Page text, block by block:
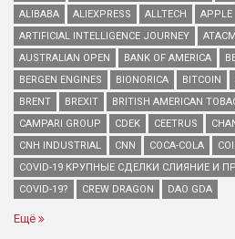
ALIBABA
ALIEXPRESS ALLTECH APPLE
ARTIFICIAL INTELLIGENCE JOURNEY
AUSTRALIAN OPEN
BANK OF AMERICA
BERGEN ENGINES
BIONORICA BITCOIN
BRENT
BREXIT BRITISH AMERICAN
CAMPARI GROUP
CDEK CEETRUS
CNH INDUSTRIAL
CNN COCA-COLA
COVID-19 КРУПНЫЕ СДЕЛКИ СЛИЯНИЕ И
COVID-19?
CREW DRAGON DAO GDA
Ещё